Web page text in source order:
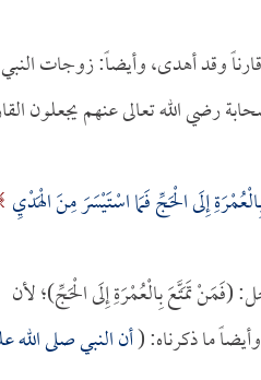
وقد أهدى، وأيضاً: زوجات النبي
رضي الله تعالى عنهم يجعلون
إِلَى الْحَجِّ فَمَا اسْتَيْسَرَ مِنَ الْهَدْيِ
(فَمَنْ تَمَتَّعَ بِالْعُمْرَةِ إِلَى الْحَجِّ)؛ لأن
ما ذكرناه: (أن النبي صلى الله